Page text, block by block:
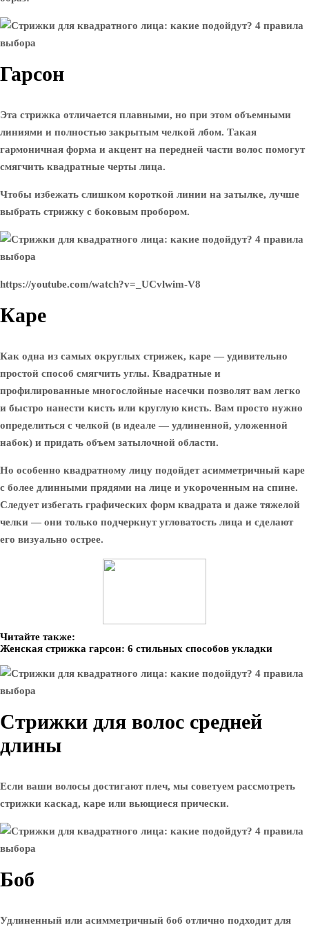
Гарсон
Эта стрижка отличается плавными, но при этом объемными
линиями и полностью закрытым челкой лбом. Такая
гармоничная форма и акцент на передней части волос помогут
смягчить квадратные черты лица.
Чтобы избежать слишком короткой линии на затылке, лучше
выбрать стрижку с боковым пробором.
https://youtube.com/watch?v=_UCvlwim-V8
Каре
Как одна из самых округлых стрижек, каре — удивительно
простой способ смягчить углы. Квадратные и
профилированные многослойные насечки позволят вам легко
и быстро нанести кисть или круглую кисть. Вам просто нужно
определиться с челкой (в идеале — удлиненной, уложенной
набок) и придать объем затылочной области.
Но особенно квадратному лицу подойдет асимметричный каре
с более длинными прядями на лице и укороченным на спине.
Следует избегать графических форм квадрата и даже тяжелой
челки — они только подчеркнут угловатость лица и сделают
его визуально острее.
Читайте также:
Женская стрижка гарсон: 6 стильных способов укладки
Стрижки для волос средней
длины
Если ваши волосы достигают плеч, мы советуем рассмотреть
стрижки каскад, каре или вьющиеся прически.
Боб
Удлиненный или асимметричный боб отлично подходит для